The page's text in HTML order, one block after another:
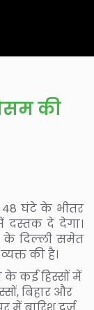
की
घंटे के भीतर
दस्तक दे देगा।
दिल्ली समेत
की है।
कई हिस्सों में
बिहार और